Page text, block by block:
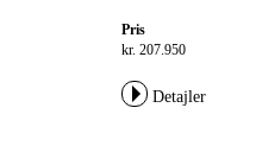
Pris
kr. 207.950
Detajler